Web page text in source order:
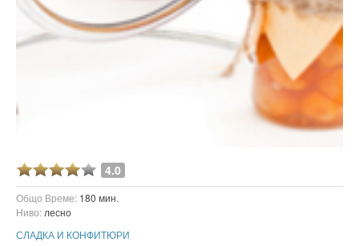
4.0
Общо Време: 180 мин.
Ниво: лесно
СЛАДКА И КОНФИТЮРИ